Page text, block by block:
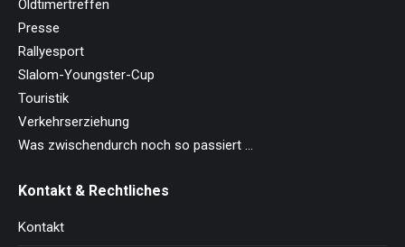
Oldtimertreffen
Presse
Rallyesport
Slalom-Youngster-Cup
Touristik
Verkehrserziehung
Was zwischendurch noch so passiert …
Kontakt & Rechtliches
Kontakt